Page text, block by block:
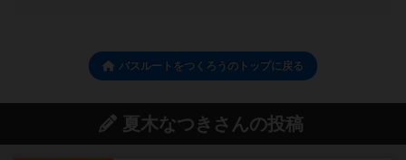
バスルートをつくろうのトップに戻る
夏木なつきさんの投稿